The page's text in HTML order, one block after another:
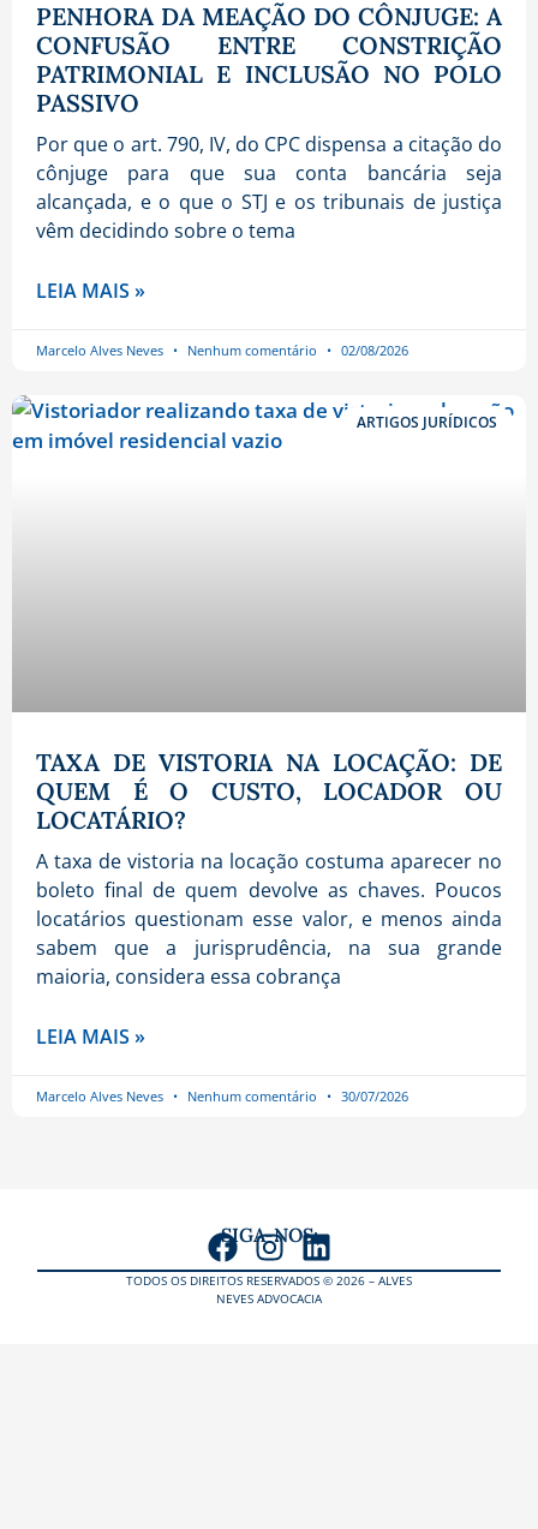
PENHORA DA MEAÇÃO DO CÔNJUGE: A
CONFUSÃO ENTRE CONSTRIÇÃO
PATRIMONIAL E INCLUSÃO NO POLO
PASSIVO
Por que o art. 790, IV, do CPC dispensa a citação do
cônjuge para que sua conta bancária seja
alcançada, e o que o STJ e os tribunais de justiça
vêm decidindo sobre o tema
LEIA MAIS »
Marcelo Alves Neves Nenhum comentário 02/08/2026
ARTIGOS JURÍDICOS
TAXA DE VISTORIA NA LOCAÇÃO: DE
QUEM É O CUSTO, LOCADOR OU
LOCATÁRIO?
A taxa de vistoria na locação costuma aparecer no
boleto final de quem devolve as chaves. Poucos
locatários questionam esse valor, e menos ainda
sabem que a jurisprudência, na sua grande
maioria, considera essa cobrança
LEIA MAIS »
Marcelo Alves Neves Nenhum comentário 30/07/2026
SIGA-NOS:
TODOS OS DIREITOS RESERVADOS © 2026 – ALVES
NEVES ADVOCACIA